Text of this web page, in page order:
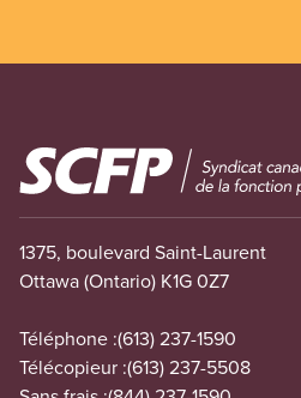
Image
1375, boulevard Saint-Laurent
Ottawa (Ontario) K1G 0Z7
Téléphone :(613) 237-1590
Télécopieur :(613) 237-5508